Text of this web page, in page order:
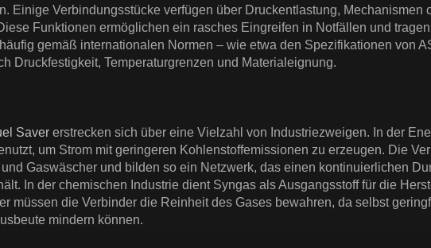
Einige Verbindungsstücke verfügen über Druckentlastung, Mechanismen
Funktionen ermöglichen ein rasches Eingreifen in Notfällen und
gemäß internationalen Normen – wie etwa den Spezifikationen von
Druckfestigkeit, Temperaturgrenzen und Materialeignung.
Saver erstrecken sich über eine Vielzahl von Industriezweigen. In der
um Strom mit geringeren Kohlenstoffemissionen zu erzeugen. Die
Gaswäscher und bilden so ein Netzwerk, das einen kontinuierlichen
In der chemischen Industrie dient Syngas als Ausgangsstoff für die
müssen die Verbinder die Reinheit des Gases bewahren, da selbst
mindern können.